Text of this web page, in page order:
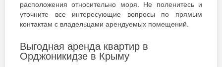
расположения относительно моря. Не поленитесь и
уточните все интересующие вопросы по прямым
контактам с владельцами арендуемых помещений.
Выгодная аренда квартир в
Орджоникидзе в Крыму